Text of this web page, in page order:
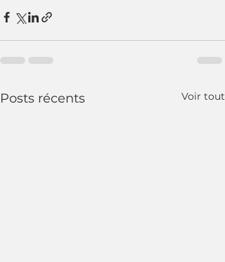
Posts récents Voir tout